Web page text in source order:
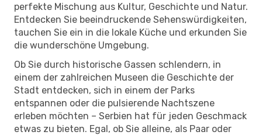
perfekte Mischung aus Kultur, Geschichte und Natur.
Entdecken Sie beeindruckende Sehenswürdigkeiten,
tauchen Sie ein in die lokale Küche und erkunden Sie
die wunderschöne Umgebung.
Ob Sie durch historische Gassen schlendern, in
einem der zahlreichen Museen die Geschichte der
Stadt entdecken, sich in einem der Parks
entspannen oder die pulsierende Nachtszene
erleben möchten – Serbien hat für jeden Geschmack
etwas zu bieten. Egal, ob Sie alleine, als Paar oder